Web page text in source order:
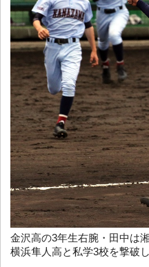
金沢高の3年生右腕・田中は
横浜隼人高と私学3校を撃破